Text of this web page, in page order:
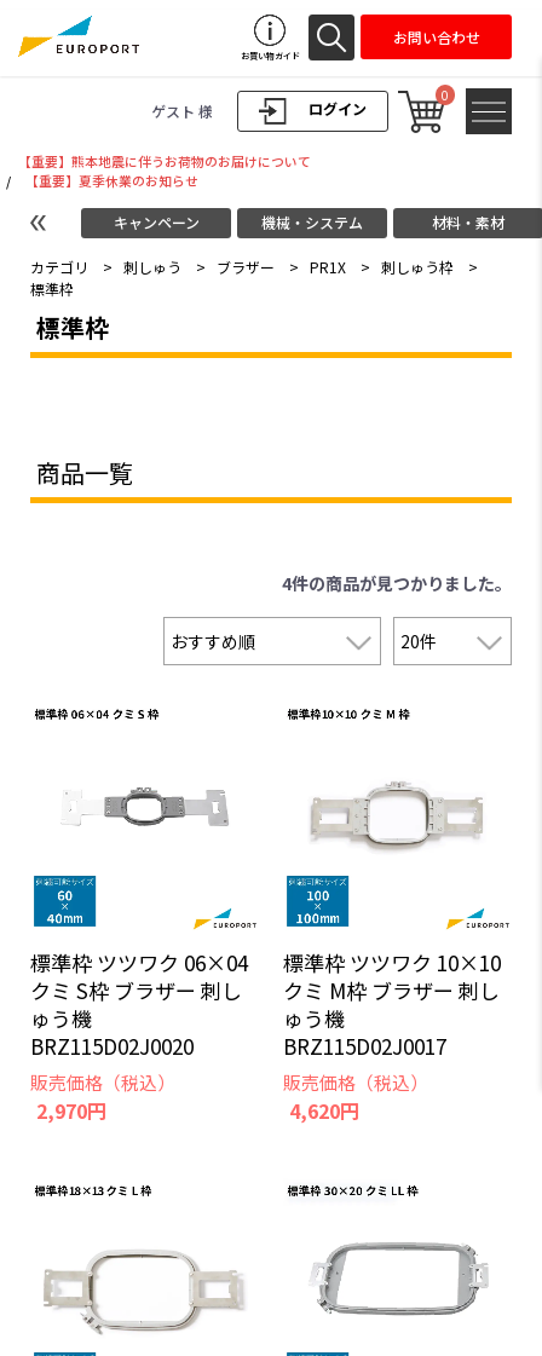
ログイン
ゲスト 様
0
お買い物ガイド
お問い合わせ
【重要】熊本地震に伴うお荷物のお届けについて
/
【重要】夏季休業のお知らせ
キャンペーン 機械・システム 材料・素材
カテゴリ > 刺しゅう > ブラザー > PR1X > 刺しゅう枠
>
標準枠
標準枠
商品一覧
4件の商品が見つかりました。
標準枠 ツツワク 06×04
クミ S枠 ブラザー 刺し
ゅう機
BRZ115D02J0020
販売価格（税込）
2,970円
標準枠 ツツワク 10×10
クミ M枠 ブラザー 刺し
ゅう機
BRZ115D02J0017
販売価格（税込）
4,620円